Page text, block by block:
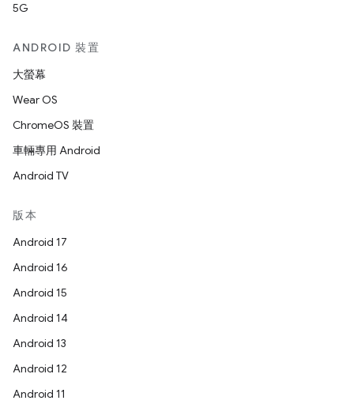
5G
ANDROID 裝置
大螢幕
Wear OS
ChromeOS 裝置
車輛專用 Android
Android TV
版本
Android 17
Android 16
Android 15
Android 14
Android 13
Android 12
Android 11